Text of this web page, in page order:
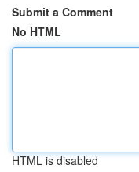
Submit a Comment
No HTML
HTML is disabled